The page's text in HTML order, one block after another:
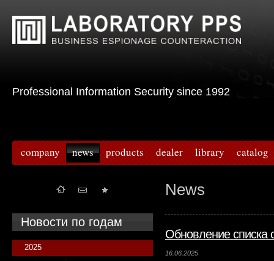
Professional Information Security since 1992
company news products dealer library catalog
News
Обновление списка
16.06.2025
Новости по годам
2025